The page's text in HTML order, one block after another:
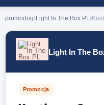
promodog›Light In The Box PL›
Light In The
Promocja